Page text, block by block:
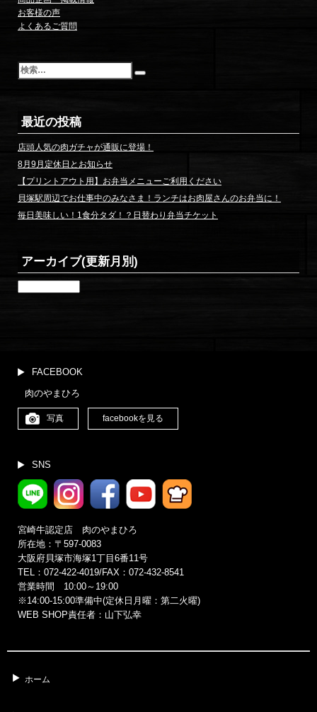
り
お客様の声
よくあるご質問
最近の投稿
店頭人気の肉ガチャが通販に登場！
8月9月定休日とお知らせ
【プリントアウト用】お弁当メニューご利用ください
貝塚駅周辺でお仕事中のみなさま！ランチはお肉屋さんのお弁当に！
毎日美味しい！1食分タダ！？日替わり弁当チケット
アーカイブ(更新月別)
新
別)
FACEBOOK
肉のやまひろ
写真 facebookを見る
SNS
宮崎牛認定店 肉のやまひろ
所在地：〒597-0083
大阪府貝塚市海塚1丁目6番11号
TEL：072-422-4019/FAX：072-432-8541
営業時間 10:00～19:00
※14:00‐15:00準備中(定休日月曜：第二火曜)
WEB SHOP責任者：山下弘幸
ホーム